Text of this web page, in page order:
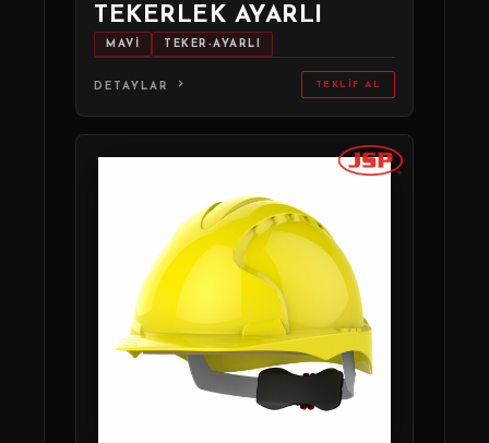
TEKERLEK AYARLI
MAVİ TEKER-AYARLI
DETAYLAR TEKLIF AL